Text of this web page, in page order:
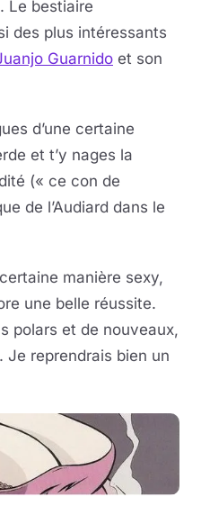
Le bestiaire
des plus intéressants
Guarnido et son
d’une certaine
et t’y nages la
(« ce con de
de l’Audiard dans le
manière sexy,
une belle réussite.
polars et de nouveaux,
Je reprendrais bien un